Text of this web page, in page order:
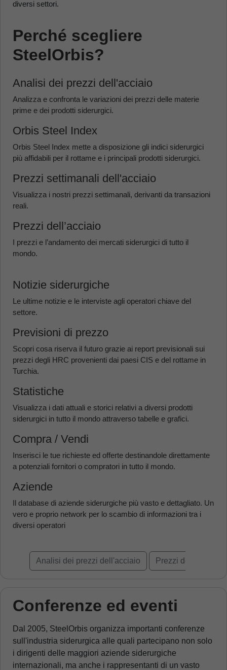
diversi settori.
Perché scegliere
SteelOrbis?
Analisi dei prezzi dell'acciaio
Analizza e confronta le variazioni dei prezzi delle materie
prime e dei prodotti siderurgici.
Orbis Steel Index
Orbis Steel Index mette a disposizione gli indici siderurgici
più affidabili per il rottame e i principali prodotti siderurgici.
Prezzi settimanali dell'acciaio
Visualizza i nostri prezzi settimanali, derivanti da transazioni
reali.
Prezzi dell’acciaio
I prezzi e l’andamento dei mercati siderurgici di tutto il
mondo.
Notizie siderurgiche
Le ultime notizie e le interviste agli operatori chiave del
settore.
Previsioni di prezzo
Scopri cosa riserva il futuro grazie ai report previsionali sui
prezzi degli HRC provenienti dai paesi CIS e del rottame in
Turchia.
Statistiche
Visualizza i dati attuali e storici relativi a diversi prodotti
siderurgici in tutto il mondo attraverso tabelle e grafici.
Compra / Vendi
Inserisci le tue richieste ed offerte destinandole direttamente
a potenziali fornitori o compratori in tutto il mondo.
Aziende
Il database di aziende siderurgiche più vasto e dettagliato. Un
vero e proprio network per lo scambio di informazioni tra i
diversi operatori
Analisi dei prezzi dell'acciaio Prezzi dell'acciaio
Conferenze ed eventi
Dal 2005, SteelOrbis organizza importanti conferenze
sull'industria siderurgica alle quali partecipano non solo
i dirigenti delle maggiori aziende siderurgiche
internazionali, ma anche i rappresentanti di un vasto